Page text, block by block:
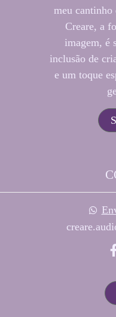
meu cantinho
Creare, a
imagem, é
inclusão de
e um toque